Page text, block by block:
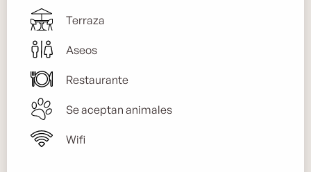
Terraza
Aseos
Restaurante
Se aceptan animales
Wifi